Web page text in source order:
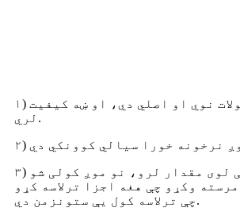
۱) زموږ ټول محصولات نوي او اصلي دي، او ښه کیفیت
لري.
۳) موږ په سټاک کې لوی مقدار لرو، نو موږ کولی شو
وکړو چې هغه اجزا ترلاسه کړو
چې ترلاسه کول یې ستونزمن دي.